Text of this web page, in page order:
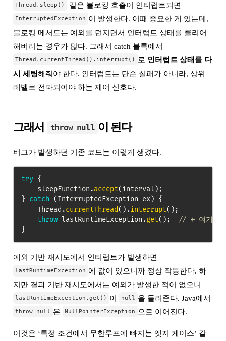
Thread.sleep() 같은 블로킹 호출이 인터럽트되면
InterruptedException 이 발생한다. 이때 중요한 게 있는데,
블로킹 메서드는 예외를 던지면서 인터럽트 상태를 클리어
해버리는 경우가 많다. 그래서 catch 블록에서
Thread.currentThread().interrupt() 로 인터럽트 상태를 다
시 세팅해줘야 한다. 인터럽트는 단순 실패가 아니라, 상위
레벨로 전파되어야 하는 제어 신호다.
그래서 throw null 이 된다
버그가 발생하던 기존 코드는 이렇게 생겼다.
try {
    sleepFunction
.accept(interval ) ;
} catch (InterruptedException ex) {
Thread .currentThread( ) .interrupt( ) ;
throw lastRuntimeException .get( ) ;
// ← 여기서
}
예외 기반 재시도에서 인터럽트가 발생하면
lastRuntimeException 에 값이 있으니까 정상 작동한다. 하
지만 결과 기반 재시도에서는 예외가 발생한 적이 없으니
lastRuntimeException.get() 이 null 을 돌려준다. Java에서
throw null 은 NullPointerException 으로 이어진다.
이것은 ‘특정 조건에서 무한루프에 빠지는 엣지 케이스’ 같